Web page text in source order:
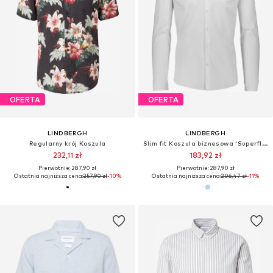
OFERTA
182,67 zł
Pierwotnie: 287,90 zł
Ostatnia najniższa cena:
171,92 zł
OFERTA
219,22 zł
Pierwotnie: 287,90 zł
Ostatnia najniższa cena:
232,11 zł-5%